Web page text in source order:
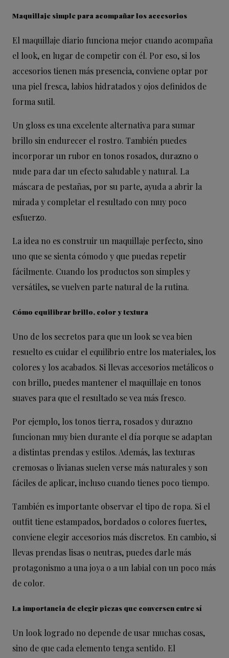
Maquillaje simple para acompañar los accesorios
El maquillaje diario funciona mejor cuando acompaña
el look, en lugar de competir con él. Por eso, si los
accesorios tienen más presencia, conviene optar por
una piel fresca, labios hidratados y ojos definidos de
forma sutil.
Un gloss es una excelente alternativa para sumar
brillo sin endurecer el rostro. También puedes
incorporar un rubor en tonos rosados, durazno o
nude para dar un efecto saludable y natural. La
máscara de pestañas, por su parte, ayuda a abrir la
mirada y completar el resultado con muy poco
esfuerzo.
La idea no es construir un maquillaje perfecto, sino
uno que se sienta cómodo y que puedas repetir
fácilmente. Cuando los productos son simples y
versátiles, se vuelven parte natural de la rutina.
Cómo equilibrar brillo, color y textura
Uno de los secretos para que un look se vea bien
resuelto es cuidar el equilibrio entre los materiales, los
colores y los acabados. Si llevas accesorios metálicos o
con brillo, puedes mantener el maquillaje en tonos
suaves para que el resultado se vea más fresco.
Por ejemplo, los tonos tierra, rosados y durazno
funcionan muy bien durante el día porque se adaptan
a distintas prendas y estilos. Además, las texturas
cremosas o livianas suelen verse más naturales y son
fáciles de aplicar, incluso cuando tienes poco tiempo.
También es importante observar el tipo de ropa. Si el
outfit tiene estampados, bordados o colores fuertes,
conviene elegir accesorios más discretos. En cambio, si
llevas prendas lisas o neutras, puedes darle más
protagonismo a una joya o a un labial con un poco más
de color.
La importancia de elegir piezas que conversen entre sí
Un look logrado no depende de usar muchas cosas,
sino de que cada elemento tenga sentido. El